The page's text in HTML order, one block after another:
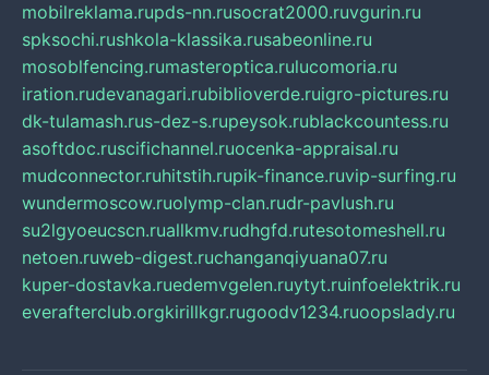
mobilreklama.rupds-nn.rusocrat2000.ruvgurin.ru
spksochi.rushkola-klassika.rusabeonline.ru
mosoblfencing.rumasteroptica.rulucomoria.ru
iration.rudevanagari.rubiblioverde.ruigro-pictures.ru
dk-tulamash.rus-dez-s.rupeysok.rublackcountess.ru
asoftdoc.ruscifichannel.ruocenka-appraisal.ru
mudconnector.ruhitstih.rupik-finance.ruvip-surfing.ru
wundermoscow.ruolymp-clan.rudr-pavlush.ru
su2lgyoeucscn.ruallkmv.rudhgfd.rutesotomeshell.ru
netoen.ruweb-digest.ruchanganqiyuana07.ru
kuper-dostavka.ruedemvgelen.ruytyt.ruinfoelektrik.ru
everafterclub.orgkirillkgr.rugoodv1234.ruoopslady.ru